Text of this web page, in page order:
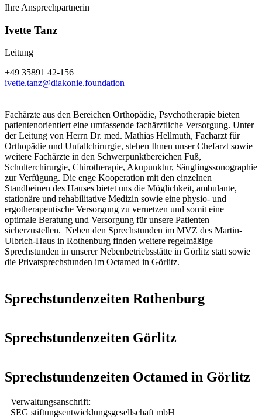
Ihre Ansprechpartnerin
Ivette Tanz
Leitung
+49 35891 42-156
ivette.tanz@diakonie.foundation
Fachärzte aus den Bereichen Orthopädie, Psychotherapie bieten
patientenorientiert eine umfassende fachärztliche Versorgung. Unter
der Leitung von Herrn Dr. med. Mathias Hellmuth, Facharzt für
Orthopädie und Unfallchirurgie, stehen Ihnen unser Chefarzt sowie
weitere Fachärzte in den Schwerpunktbereichen Fuß,
Schulterchirurgie, Chirotherapie, Akupunktur, Säuglingssonographie
zur Verfügung. Die enge Kooperation mit den einzelnen
Standbeinen des Hauses bietet uns die Möglichkeit, ambulante,
stationäre und rehabilitative Medizin sowie eine physio- und
ergotherapeutische Versorgung zu vernetzen und somit eine
optimale Beratung und Versorgung für unsere Patienten
sicherzustellen. Neben den Sprechstunden im MVZ des Martin-
Ulbrich-Haus in Rothenburg finden weitere regelmäßige
Sprechstunden in unserer Nebenbetriebsstätte in Görlitz statt sowie
die Privatsprechstunden im Octamed in Görlitz.
Sprechstundenzeiten Rothenburg
Sprechstundenzeiten Görlitz
Sprechstundenzeiten Octamed in Görlitz
Verwaltungsanschrift:
SEG stiftungsentwicklungsgesellschaft mbH